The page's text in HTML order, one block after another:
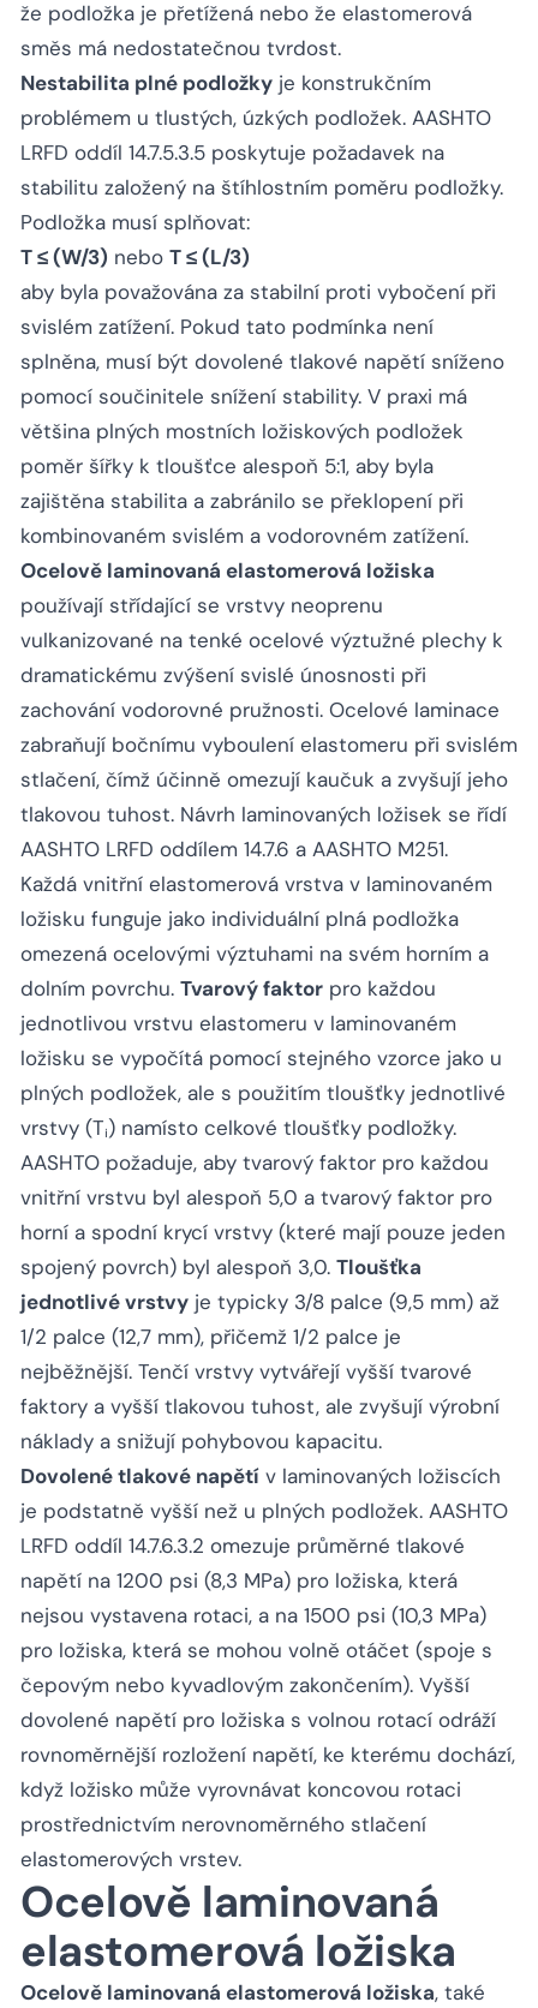
že podložka je přetížená nebo že elastomerová
směs má nedostatečnou tvrdost.
Nestabilita plné podložky je konstrukčním
problémem u tlustých, úzkých podložek. AASHTO
LRFD oddíl 14.7.5.3.5 poskytuje požadavek na
stabilitu založený na štíhlostním poměru podložky.
Podložka musí splňovat:
T ≤ (W/3) nebo T ≤ (L/3)
aby byla považována za stabilní proti vybočení při
svislém zatížení. Pokud tato podmínka není
splněna, musí být dovolené tlakové napětí sníženo
pomocí součinitele snížení stability. V praxi má
většina plných mostních ložiskových podložek
poměr šířky k tloušťce alespoň 5:1, aby byla
zajištěna stabilita a zabránilo se překlopení při
kombinovaném svislém a vodorovném zatížení.
Ocelově laminovaná elastomerová ložiska
používají střídající se vrstvy neoprenu
vulkanizované na tenké ocelové výztužné plechy k
dramatickému zvýšení svislé únosnosti při
zachování vodorovné pružnosti. Ocelové laminace
zabraňují bočnímu vyboulení elastomeru při svislém
stlačení, čímž účinně omezují kaučuk a zvyšují jeho
tlakovou tuhost. Návrh laminovaných ložisek se řídí
AASHTO LRFD oddílem 14.7.6 a AASHTO M251.
Každá vnitřní elastomerová vrstva v laminovaném
ložisku funguje jako individuální plná podložka
omezená ocelovými výztuhami na svém horním a
dolním povrchu. Tvarový faktor pro každou
jednotlivou vrstvu elastomeru v laminovaném
ložisku se vypočítá pomocí stejného vzorce jako u
plných podložek, ale s použitím tloušťky jednotlivé
vrstvy (Tᵢ) namísto celkové tloušťky podložky.
AASHTO požaduje, aby tvarový faktor pro každou
vnitřní vrstvu byl alespoň 5,0 a tvarový faktor pro
horní a spodní krycí vrstvy (které mají pouze jeden
spojený povrch) byl alespoň 3,0. Tloušťka
jednotlivé vrstvy je typicky 3/8 palce (9,5 mm) až
1/2 palce (12,7 mm), přičemž 1/2 palce je
nejběžnější. Tenčí vrstvy vytvářejí vyšší tvarové
faktory a vyšší tlakovou tuhost, ale zvyšují výrobní
náklady a snižují pohybovou kapacitu.
Dovolené tlakové napětí v laminovaných ložiscích
je podstatně vyšší než u plných podložek. AASHTO
LRFD oddíl 14.7.6.3.2 omezuje průměrné tlakové
napětí na 1200 psi (8,3 MPa) pro ložiska, která
nejsou vystavena rotaci, a na 1500 psi (10,3 MPa)
pro ložiska, která se mohou volně otáčet (spoje s
čepovým nebo kyvadlovým zakončením). Vyšší
dovolené napětí pro ložiska s volnou rotací odráží
rovnoměrnější rozložení napětí, ke kterému dochází,
když ložisko může vyrovnávat koncovou rotaci
prostřednictvím nerovnoměrného stlačení
elastomerových vrstev.
Ocelově laminovaná
elastomerová ložiska
Ocelově laminovaná elastomerová ložiska, také